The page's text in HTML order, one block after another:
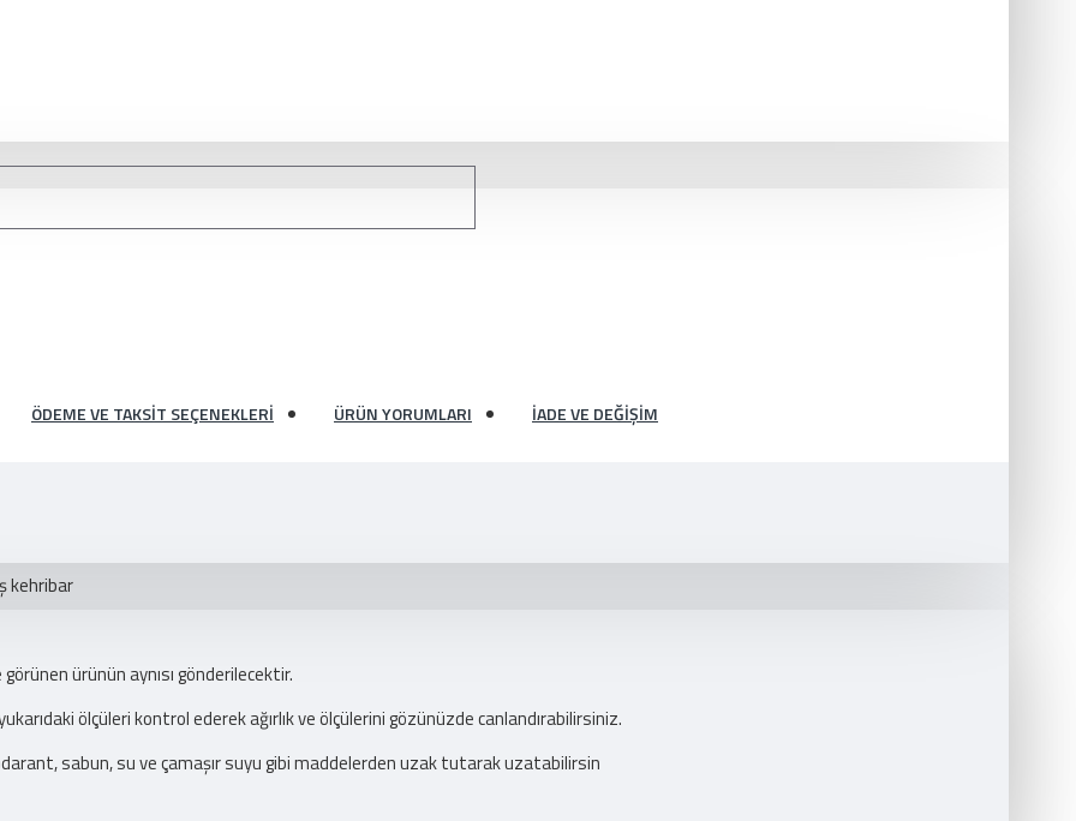
ÖDEME VE TAKSIT SEÇENEKLERI ÜRÜN YORUMLARI İADE VE DEĞIŞIM
kehribar
ürünün aynısı gönderilecektir.
ölçüleri kontrol ederek ağırlık ve ölçülerini gözünüzde canlandırabilirsiniz.
sabun, su ve çamaşır suyu gibi maddelerden uzak tutarak uzatabilirsin